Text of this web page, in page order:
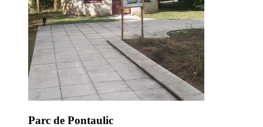
Parc de Pontaulic